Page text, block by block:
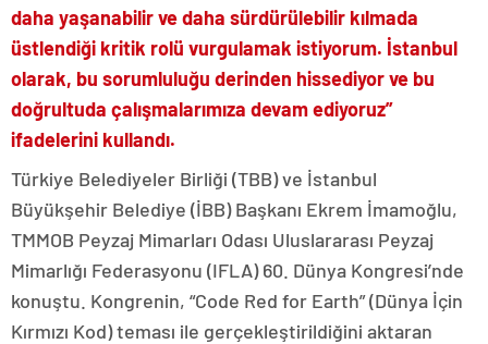
daha yaşanabilir ve daha sürdürülebilir kılmada
üstlendiği kritik rolü vurgulamak istiyorum. İstanbul
olarak, bu sorumluluğu derinden hissediyor ve bu
doğrultuda çalışmalarımıza devam ediyoruz”
ifadelerini kullandı.
Türkiye Belediyeler Birliği (TBB) ve İstanbul
Büyükşehir Belediye (İBB) Başkanı Ekrem İmamoğlu,
TMMOB Peyzaj Mimarları Odası Uluslararası Peyzaj
Mimarlığı Federasyonu (IFLA) 60. Dünya Kongresi’nde
konuştu. Kongrenin, “Code Red for Earth” (Dünya İçin
Kırmızı Kod) teması ile gerçekleştirildiğini aktaran